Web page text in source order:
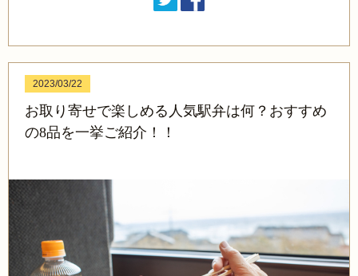
2023/03/22
お取り寄せで楽しめる人気駅弁は何？おすすめ
の8品を一挙ご紹介！！